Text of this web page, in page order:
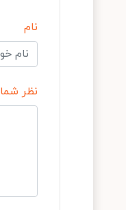
نام
نظر شما